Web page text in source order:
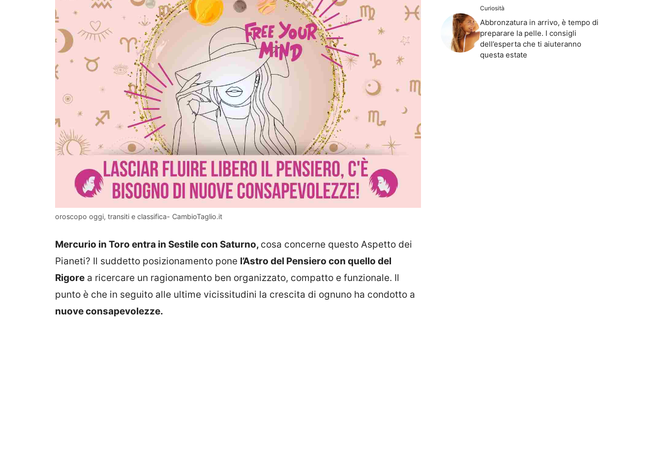
oroscopo oggi, transiti e classifica- CambioTaglio.it
Mercurio in Toro entra in Sestile con Saturno, cosa concerne questo Aspetto dei
Pianeti? Il suddetto posizionamento pone l’Astro del Pensiero con quello del
Rigore a ricercare un ragionamento ben organizzato, compatto e funzionale. Il
punto è che in seguito alle ultime vicissitudini la crescita di ognuno ha condotto a
nuove consapevolezze.
Curiosità
Abbronzatura in arrivo, è tempo di
preparare la pelle. I consigli
dell’esperta che ti aiuteranno
questa estate